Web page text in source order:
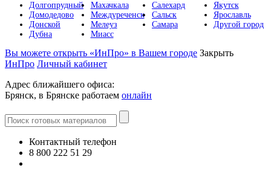
Долгопрудный
Домодедово
Донской
Дубна
Махачкала
Междуреченск
Мелеуз
Миасс
Салехард
Сальск
Самара
Якутск
Ярославль
Другой город
Вы можете открыть «ИнПро» в Вашем городе Закрыть
ИнПро Личный кабинет
Адрес ближайшего офиса:
Брянск, в Брянске работаем онлайн
Контактный телефон
8 800 222 51 29